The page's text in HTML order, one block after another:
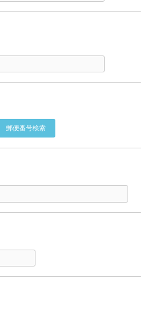
郵便番号検索